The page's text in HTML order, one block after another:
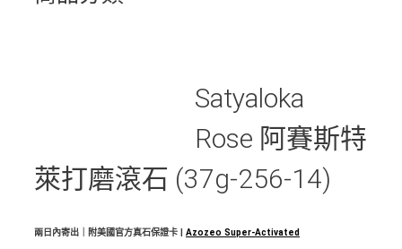
Satyaloka
Rose 阿賽斯特
萊打磨滾石 (37g-256-14)
兩日內寄出｜附美國官方真石保證卡 | Azozeo Super-Activated